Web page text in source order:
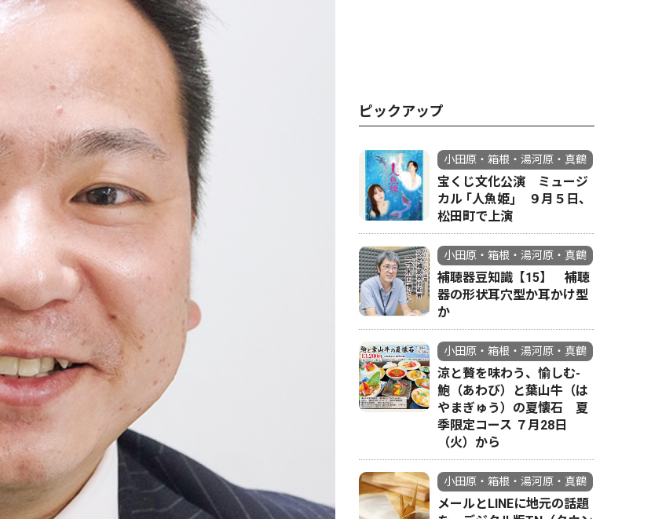
ピックアップ
小田原・箱根・湯河原・真鶴
宝くじ文化公演 ミュージ
カル ｢人魚姫｣ ９月５日、
松田町で上演
小田原・箱根・湯河原・真鶴
補聴器豆知識【15】 補聴
器の形状耳穴型か耳かけ型
か
小田原・箱根・湯河原・真鶴
涼と贅を味わう、愉しむ-
鮑（あわび）と葉山牛（は
やまぎゅう）の夏懐石 夏
季限定コース ７月28日
（火）から
小田原・箱根・湯河原・真鶴
メールとLINEに地元の話題